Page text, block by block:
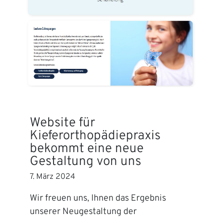
Website für
Kieferorthopädiepraxis
bekommt eine neue
Gestaltung von uns
7. März 2024
Wir freuen uns, Ihnen das Ergebnis
unserer Neugestaltung der